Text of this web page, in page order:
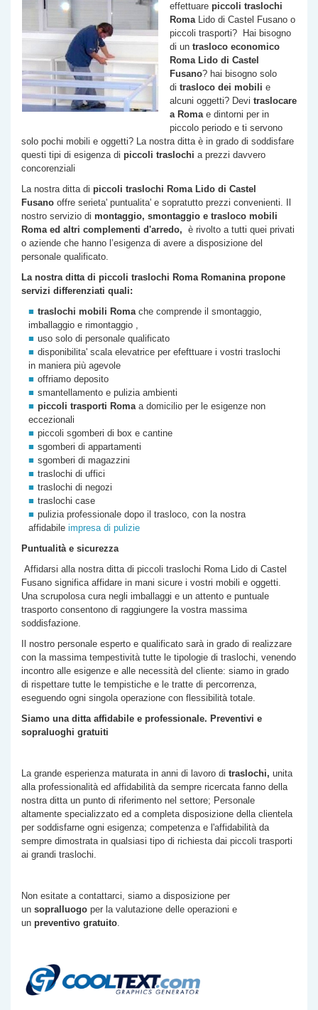
effettuare piccoli traslochi
Roma Lido di Castel Fusano o
piccoli trasporti? Hai bisogno
di un trasloco economico
Roma Lido di Castel
Fusano? hai bisogno solo
di trasloco dei mobili e
alcuni oggetti? Devi traslocare
a Romae dintorni per in
piccolo periodo e ti servono
solo pochi mobili e oggetti? La nostra ditta è in grado di soddisfare
questi tipi di esigenza di piccoli traslochi a prezzi davvero
concorenziali
La nostra ditta di piccoli traslochi Roma Lido di Castel
Fusano offre serieta' puntualita' e sopratutto prezzi convenienti. Il
nostro servizio di montaggio, smontaggio e trasloco mobili
Roma ed altri complementi d'arredo, è rivolto a tutti quei privati
o aziende che hanno l’esigenza di avere a disposizione del
personale qualificato.
La nostra ditta di piccoli traslochi Roma Romanina propone
servizi differenziati quali:
traslochi mobili Romache comprende il smontaggio,
imballaggio e rimontaggio ,
uso solo di personale qualificato
disponibilita' scala elevatrice per efefttuare i vostri traslochi
in maniera più agevole
offriamo deposito
smantellamento e pulizia ambienti
piccoli trasporti Romaa domicilio per le esigenze non
eccezionali
piccoli sgomberi di box e cantine
sgomberi di appartamenti
sgomberi di magazzini
traslochi di uffici
traslochi di negozi
traslochi case
pulizia professionale dopo il trasloco, con la nostra
affidabile impresa di pulizie
Puntualità e sicurezza
Affidarsi alla nostra ditta di piccoli traslochi Roma Lido di Castel
Fusano significa affidare in mani sicure i vostri mobili e oggetti.
Una scrupolosa cura negli imballaggi e un attento e puntuale
trasporto consentono di raggiungere la vostra massima
soddisfazione.
Il nostro personale esperto e qualificato sarà in grado di realizzare
con la massima tempestività tutte le tipologie di traslochi, venendo
incontro alle esigenze e alle necessità del cliente: siamo in grado
di rispettare tutte le tempistiche e le tratte di percorrenza,
eseguendo ogni singola operazione con flessibilità totale.
Siamo una ditta affidabile e professionale. Preventivi e
sopraluoghi gratuiti
La grande esperienza maturata in anni di lavoro di traslochi, unita
alla professionalità ed affidabilità da sempre ricercata fanno della
nostra ditta un punto di riferimento nel settore; Personale
altamente specializzato ed a completa disposizione della clientela
per soddisfarne ogni esigenza; competenza e l'affidabilità da
sempre dimostrata in qualsiasi tipo di richiesta dai piccoli trasporti
ai grandi traslochi.
Non esitate a contattarci, siamo a disposizione per
un sopralluogo per la valutazione delle operazioni e
un preventivo gratuito.